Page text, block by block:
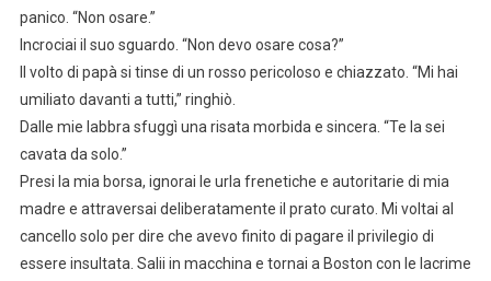
panico. “Non osare.”
Incrociai il suo sguardo. “Non devo osare cosa?”
Il volto di papà si tinse di un rosso pericoloso e chiazzato. “Mi hai
umiliato davanti a tutti,” ringhiò.
Dalle mie labbra sfuggì una risata morbida e sincera. “Te la sei
cavata da solo.”
Presi la mia borsa, ignorai le urla frenetiche e autoritarie di mia
madre e attraversai deliberatamente il prato curato. Mi voltai al
cancello solo per dire che avevo finito di pagare il privilegio di
essere insultata. Salii in macchina e tornai a Boston con le lacrime